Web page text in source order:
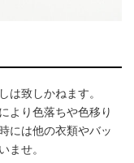
は致しかねます。
より色落ちや色移り
には他の衣類やバッ
ませ。